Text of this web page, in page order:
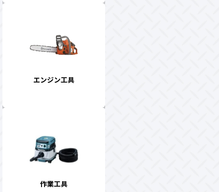
エンジン工具
作業工具